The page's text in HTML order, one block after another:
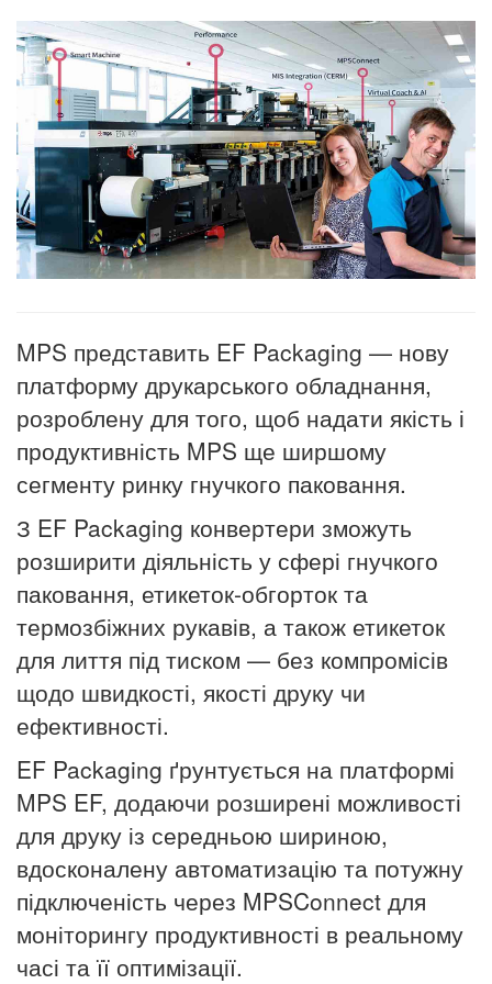
MPS представить EF Packaging — нову
платформу друкарського обладнання,
розроблену для того, щоб надати якість і
продуктивність MPS ще ширшому
сегменту ринку гнучкого паковання.
З EF Packaging конвертери зможуть
розширити діяльність у сфері гнучкого
паковання, етикеток-обгорток та
термозбіжних рукавів, а також етикеток
для лиття під тиском — без компромісів
щодо швидкості, якості друку чи
ефективності.
EF Packaging ґрунтується на платформі
MPS EF, додаючи розширені можливості
для друку із середньою шириною,
вдосконалену автоматизацію та потужну
підключеність через MPSConnect для
моніторингу продуктивності в реальному
часі та її оптимізації.